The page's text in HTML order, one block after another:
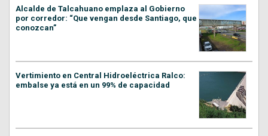
Alcalde de Talcahuano emplaza al Gobierno
por corredor: “Que vengan desde Santiago, que
conozcan”
Vertimiento en Central Hidroeléctrica Ralco:
embalse ya está en un 99% de capacidad